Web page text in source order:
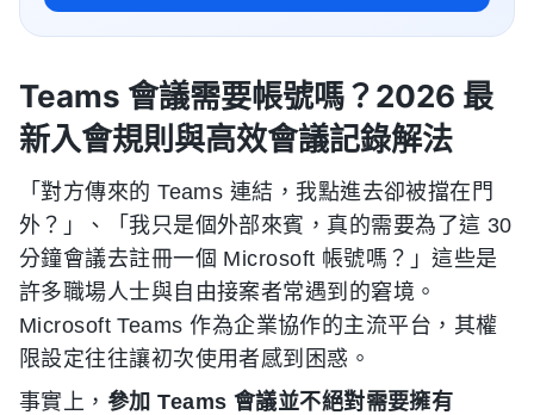
Teams 會議需要帳號嗎？2026 最
新入會規則與高效會議記錄解法
「對方傳來的 Teams 連結，我點進去卻被擋在門
外？」、「我只是個外部來賓，真的需要為了這 30
分鐘會議去註冊一個 Microsoft 帳號嗎？」這些是
許多職場人士與自由接案者常遇到的窘境。
Microsoft Teams 作為企業協作的主流平台，其權
限設定往往讓初次使用者感到困惑。
事實上， 參加 Teams 會議並不絕對需要擁有